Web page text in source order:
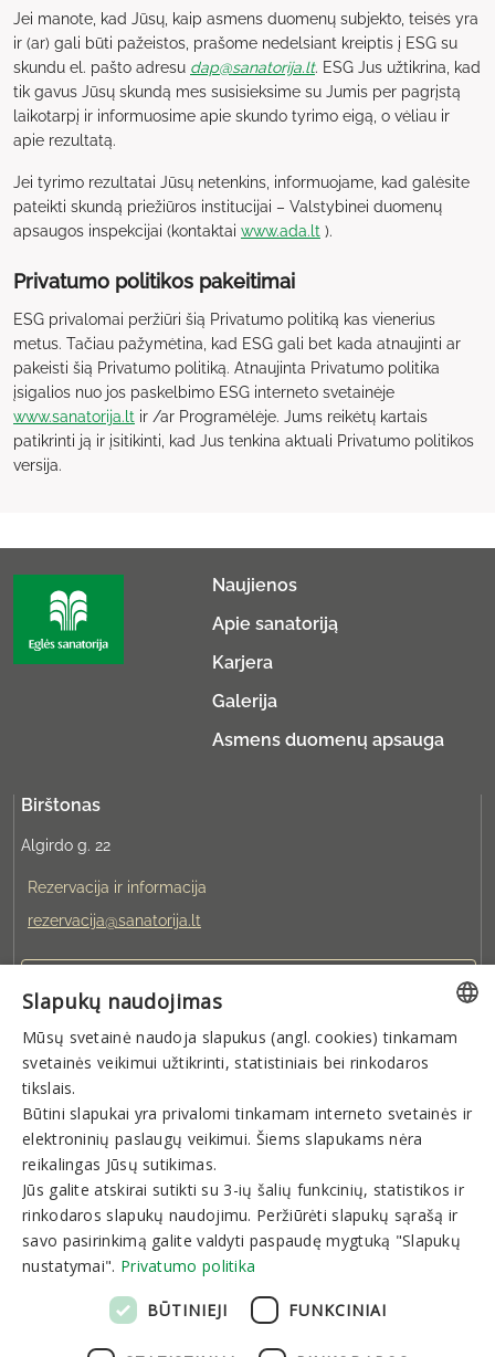
Jei manote, kad Jūsų, kaip asmens duomenų subjekto, teisės yra
ir (ar) gali būti pažeistos, prašome nedelsiant kreiptis į ESG su
skundu el. pašto adresu dap@sanatorija.lt. ESG Jus užtikrina, kad
tik gavus Jūsų skundą mes susisieksime su Jumis per pagrįstą
laikotarpį ir informuosime apie skundo tyrimo eigą, o vėliau ir
apie rezultatą.
Jei tyrimo rezultatai Jūsų netenkins, informuojame, kad galėsite
pateikti skundą priežiūros institucijai – Valstybinei duomenų
apsaugos inspekcijai (kontaktai www.ada.lt ).
Privatumo politikos pakeitimai
ESG privalomai peržiūri šią Privatumo politiką kas vienerius
metus. Tačiau pažymėtina, kad ESG gali bet kada atnaujinti ar
pakeisti šią Privatumo politiką. Atnaujinta Privatumo politika
įsigalios nuo jos paskelbimo ESG interneto svetainėje
www.sanatorija.lt ir /ar Programėlėje. Jums reikėtų kartais
patikrinti ją ir įsitikinti, kad Jus tenkina aktuali Privatumo politikos
versija.
Naujienos
Apie sanatoriją
Karjera
Galerija
Asmens duomenų apsauga
Birštonas
Algirdo g. 22
Rezervacija ir informacija
rezervacija@sanatorija.lt
Galite rezervuoti:
I-V 8:00-19:00
Naujienlaiškis
LITHUANIAN
ENGLISH
Slapukų naudojimas
Mūsų svetainė naudoja slapukus (angl. cookies) tinkamam
svetainės veikimui užtikrinti, statistiniais bei rinkodaros
tikslais.
Būtini slapukai yra privalomi tinkamam interneto svetainės ir
elektroninių paslaugų veikimui. Šiems slapukams nėra
reikalingas Jūsų sutikimas.
Jūs galite atskirai sutikti su 3-ių šalių funkcinių, statistikos ir
rinkodaros slapukų naudojimu. Peržiūrėti slapukų sąrašą ir
savo pasirinkimą galite valdyti paspaudę mygtuką "Slapukų
nustatymai". Privatumo politika
BŪTINIEJI FUNKCINIAI